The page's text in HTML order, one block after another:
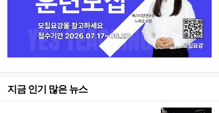
지금 인기 많은 뉴스